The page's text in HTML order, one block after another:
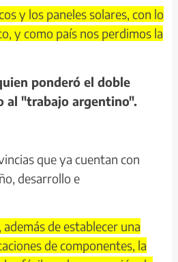
y los paneles solares, con lo
y como país nos perdimos la
ponderó el doble
al "trabajo argentino".
que ya cuentan con
desarrollo e
de establecer una
de componentes, la